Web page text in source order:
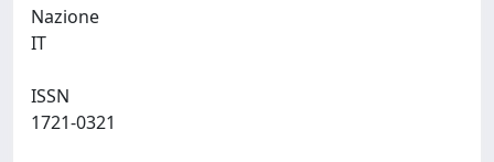
Nazione
ISSN